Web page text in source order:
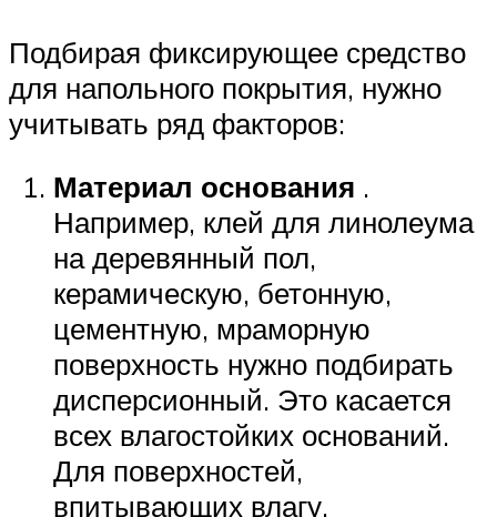
Подбирая фиксирующее средство
для напольного покрытия, нужно
учитывать ряд факторов:
Материал основания .
Например, клей для линолеума
на деревянный пол,
керамическую, бетонную,
цементную, мраморную
поверхность нужно подбирать
дисперсионный. Это касается
всех влагостойких оснований.
Для поверхностей,
впитывающих влагу,